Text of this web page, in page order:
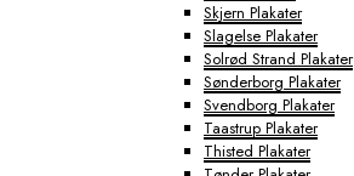
Skjern Plakater
Slagelse Plakater
Solrød Strand Plakater
Sønderborg Plakater
Svendborg Plakater
Taastrup Plakater
Thisted Plakater